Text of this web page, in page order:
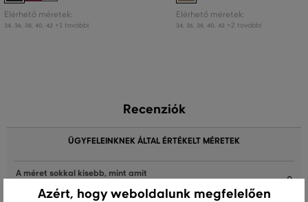
Elérhető méretek:
34 36 38 40 42 +1 további
Elérhető méretek:
34 36 38 40 42 +2 további
Recenziók
ÜGYFELEINKNEK ÁLTAL ÉRTÉKELT MÉRETEK
A méret sokkal kisebb, mint amit
0
Azért, hogy weboldalunk megfelelően